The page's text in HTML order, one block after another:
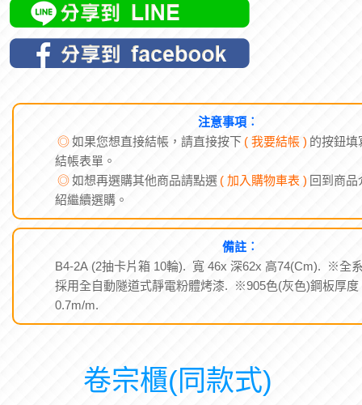
注意事項︰
◎如果您想直接結帳，請直接按下 ( 我要結帳 ) 的按鈕填
結帳表單。
◎如想再選購其他商品請點選 ( 加入購物車表 ) 回到商品
紹繼續選購。
備註︰
B4-2A (2抽卡片箱 10輪). 寬 46x 深62x 高74(Cm). ※全
採用全自動隧道式靜電粉體烤漆. ※905色(灰色)鋼板厚度
0.7m/m.
卷宗櫃(同款式)